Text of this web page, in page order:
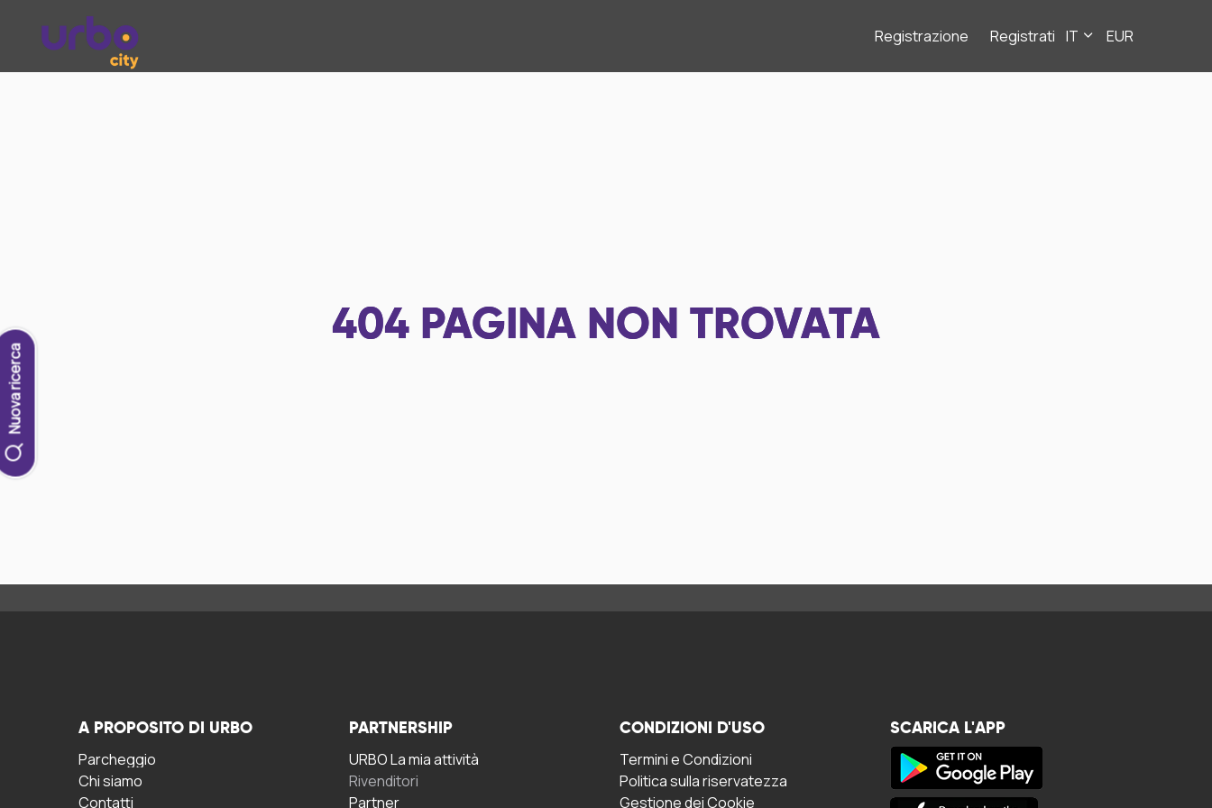
Registrazione Registrati IT EUR
Nuova ricerca
404 PAGINA NON TROVATA
A PROPOSITO DI URBO
Parcheggio
Chi siamo
Contatti
PARTNERSHIP
URBO La mia attività
Rivenditori
Partner
CONDIZIONI D'USO
Termini e Condizioni
Politica sulla riservatezza
Gestione dei Cookie
SCARICA L'APP